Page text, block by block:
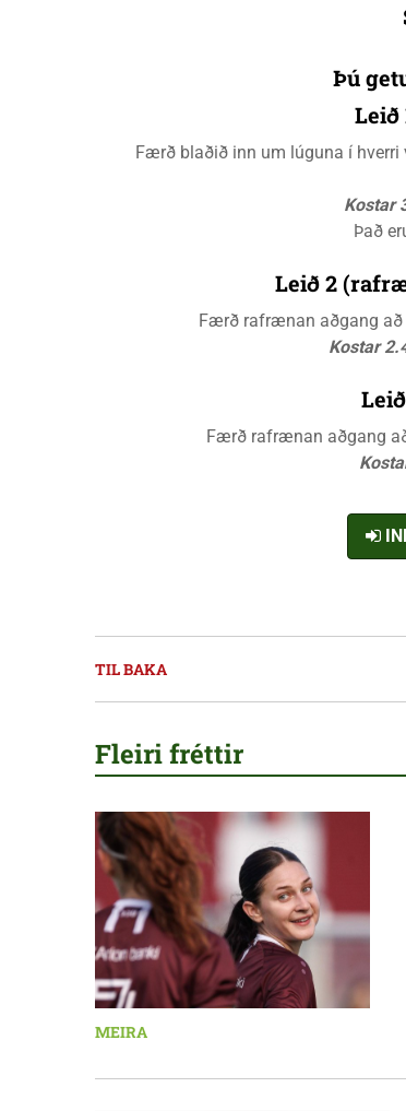
Þú
Leið
Færð blaðið inn um lúguna í
Kostar
Það
Leið 2
Færð rafrænan aðgang
Kostar
Færð rafrænan aðgang
TIL BAKA
Fleiri fréttir
MEIRA